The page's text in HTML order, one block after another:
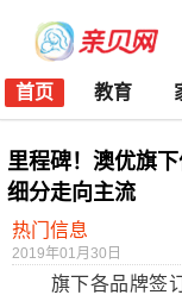
首页 教育
里程碑！澳优旗
细分走向主流
热门信息
2019年01月30日
旗下各品牌签订